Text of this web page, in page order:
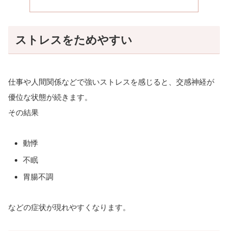
ストレスをためやすい
仕事や人間関係などで強いストレスを感じると、交感神経が
優位な状態が続きます。
その結果
動悸
不眠
胃腸不調
などの症状が現れやすくなります。